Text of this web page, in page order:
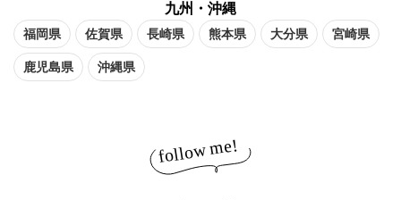
九州・沖縄
福岡県 佐賀県 長崎県 熊本県 大分県 宮崎県
鹿児島県 沖縄県